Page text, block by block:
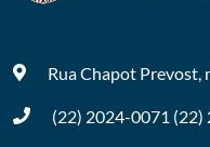
Rua Chapot Prevost,
(22) 2024-0071 (22)